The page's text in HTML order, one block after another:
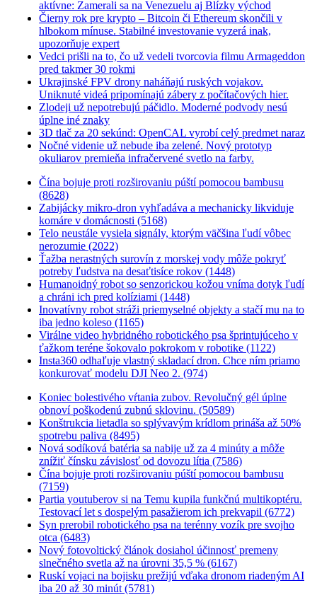
aktívne: Zamerali sa na Venezuelu aj Blízky východ
Čierny rok pre krypto – Bitcoin či Ethereum skončili v
hlbokom mínuse. Stabilné investovanie vyzerá inak,
upozorňuje expert
Vedci prišli na to, čo už vedeli tvorcovia filmu Armageddon
pred takmer 30 rokmi
Ukrajinské FPV drony naháňajú ruských vojakov.
Uniknuté videá pripomínajú zábery z počítačových hier.
Zlodeji už nepotrebujú páčidlo. Moderné podvody nesú
úplne iné znaky
3D tlač za 20 sekúnd: OpenCAL vyrobí celý predmet naraz
Nočné videnie už nebude iba zelené. Nový prototyp
okuliarov premieňa infračervené svetlo na farby.
Čína bojuje proti rozširovaniu púští pomocou bambusu
(8628)
Zabijácky mikro-dron vyhľadáva a mechanicky likviduje
komáre v domácnosti (5168)
Telo neustále vysiela signály, ktorým väčšina ľudí vôbec
nerozumie (2022)
Ťažba nerastných surovín z morskej vody môže pokryť
potreby ľudstva na desaťtisíce rokov (1448)
Humanoidný robot so senzorickou kožou vníma dotyk ľudí
a chráni ich pred kolíziami (1448)
Inovatívny robot stráži priemyselné objekty a stačí mu na to
iba jedno koleso (1165)
Virálne video hybridného robotického psa šprintujúceho v
ťažkom teréne šokovalo pokrokom v robotike (1122)
Insta360 odhaľuje vlastný skladací dron. Chce ním priamo
konkurovať modelu DJI Neo 2. (974)
Koniec bolestivého vŕtania zubov. Revolučný gél úplne
obnoví poškodenú zubnú sklovinu. (50589)
Konštrukcia lietadla so splývavým krídlom prináša až 50%
spotrebu paliva (8495)
Nová sodíková batéria sa nabije už za 4 minúty a môže
znížiť čínsku závislosť od dovozu lítia (7586)
Čína bojuje proti rozširovaniu púští pomocou bambusu
(7159)
Partia youtuberov si na Temu kupila funkčnú multikoptéru.
Testovací let s dospelým pasažierom ich prekvapil (6772)
Syn prerobil robotického psa na terénny vozík pre svojho
otca (6483)
Nový fotovoltický článok dosiahol účinnosť premeny
slnečného svetla až na úrovni 35,5 % (6167)
Ruskí vojaci na bojisku prežijú vďaka dronom riadeným AI
iba 20 až 30 minút (5781)